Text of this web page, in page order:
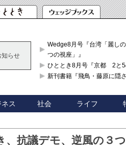
知らせ
Wedge8月号『台湾「麗し
つの視座」』
ひととき8月号『京都 2と5
新刊書籍『飛鳥・藤原に隠
ネス 社会 ライフ
、抗議デモ、逆風の３